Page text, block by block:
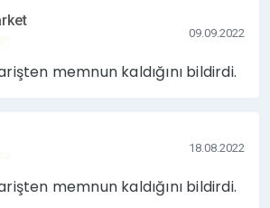
09.09.2022
memnun kaldığını bildirdi.
18.08.2022
memnun kaldığını bildirdi.